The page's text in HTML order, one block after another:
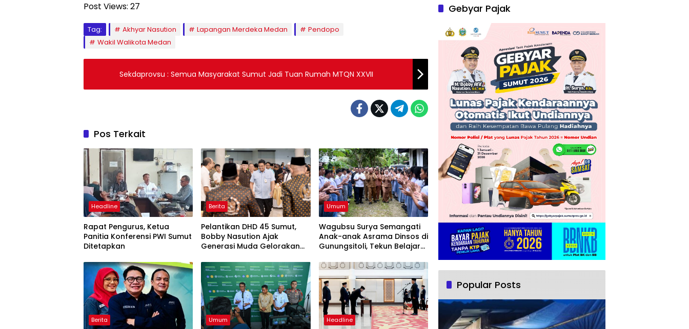
Post Views: 27
Tag: Akhyar Nasution Lapangan Merdeka Medan
Pendopo
Wakil Walikota Medan
Sekdaprovsu : Semua Masyarakat Sumut Jadi Tuan Rumah MTQN XXVII
Pos Terkait
Headline
Rapat Pengurus, Ketua
Panitia Konferensi PWI Sumut
Ditetapkan
Berita
Pelantikan DHD 45 Sumut,
Bobby Nasution Ajak
Generasi Muda Gelorakan
Umum
Wagubsu Surya Semangati
Anak-anak Asrama Dinsos di
Gunungsitoli, Tekun Belajar
Berita Umum Headline
Gebyar Pajak
Popular Posts